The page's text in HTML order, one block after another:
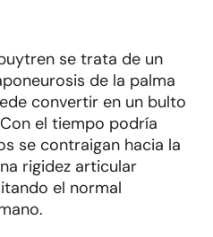
se trata de un
de la palma
convertir en un bulto
el tiempo podría
se contraigan hacia la
rigidez articular
el normal